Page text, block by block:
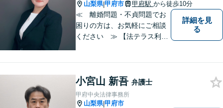
山梨県|甲府市 甲府駅 から徒歩10分
≪ 離婚問題・不貞問題でお
困りの方は、お気軽にご相談
ください ≫ 【法テラス利用
護士には、守秘義務がありま
すので、ご安心してご相談を
いただければと思います。
詳細を見
る
小宮山 新吾 弁護士
甲府中央法律事務所
山梨県|甲府市